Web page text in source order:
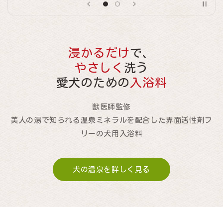
浸かるだけで、
やさしく 洗う
愛犬のための 入浴料
獣医師監修
美人の湯で知られる温泉ミネラルを配合した界面活性剤フ
リーの犬用入浴料
犬の温泉を詳しく見る